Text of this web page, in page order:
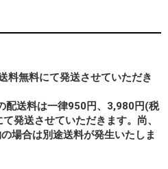
料無料にて発送させていただき
配送料は一律950円、3,980円(税
発送させていただきます。尚、
場合は別途送料が発生いたしま